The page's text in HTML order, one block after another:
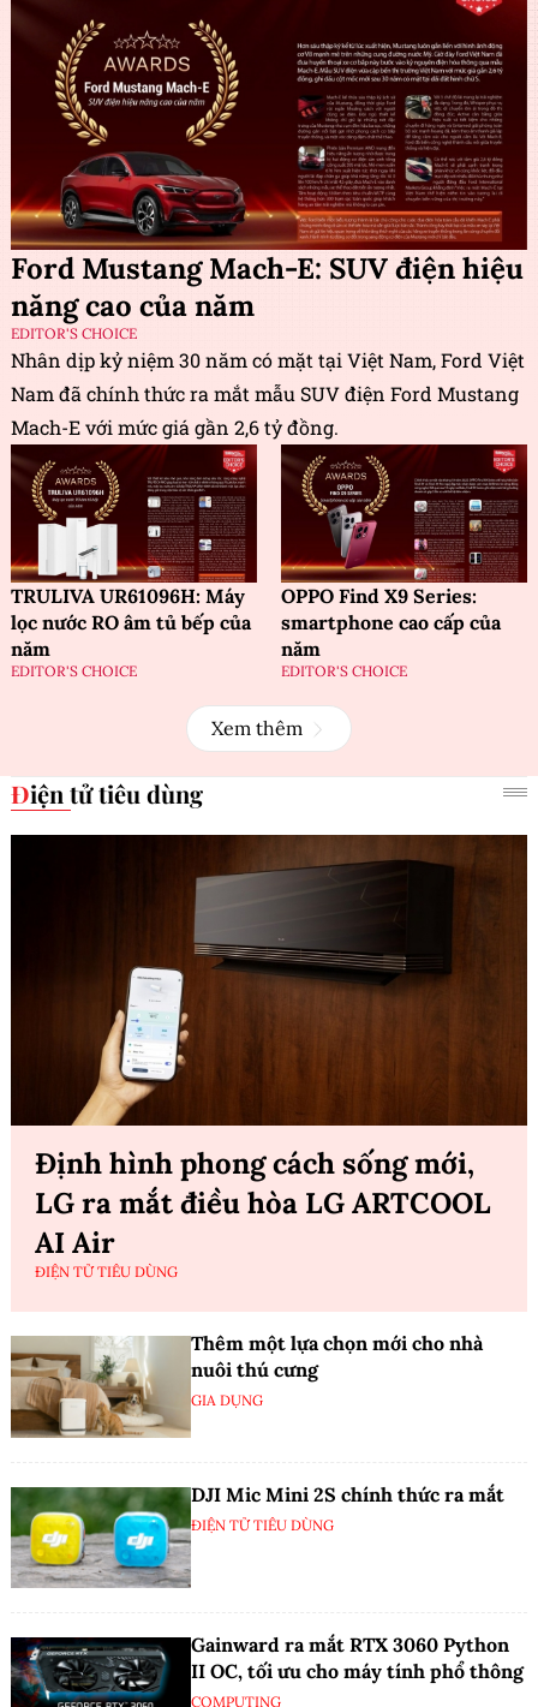
Ford Mustang Mach-E: SUV điện hiệu
năng cao của năm
EDITOR'S CHOICE
Nhân dịp kỷ niệm 30 năm có mặt tại Việt Nam, Ford Việt
Nam đã chính thức ra mắt mẫu SUV điện Ford Mustang
Mach-E với mức giá gần 2,6 tỷ đồng.
TRULIVA UR61096H: Máy
lọc nước RO âm tủ bếp của
năm
EDITOR'S CHOICE
OPPO Find X9 Series:
smartphone cao cấp của
năm
EDITOR'S CHOICE
Xem thêm
Điện tử tiêu dùng
Định hình phong cách sống mới,
LG ra mắt điều hòa LG ARTCOOL
AI Air
ĐIỆN TỬ TIÊU DÙNG
Thêm một lựa chọn mới cho nhà
nuôi thú cưng
GIA DỤNG
DJI Mic Mini 2S chính thức ra mắt
ĐIỆN TỬ TIÊU DÙNG
Gainward ra mắt RTX 3060 Python
II OC, tối ưu cho máy tính phổ thông
COMPUTING